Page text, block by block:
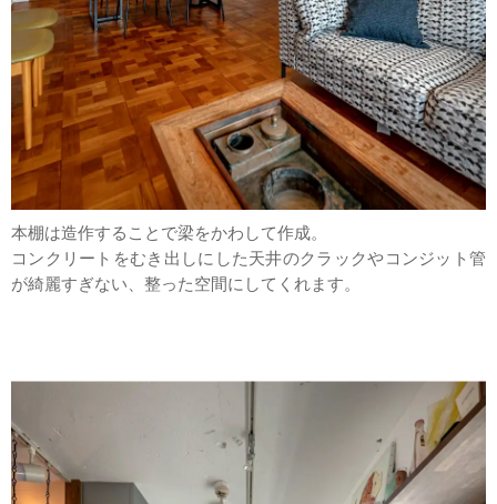
本棚は造作することで梁をかわして作成。
コンクリートをむき出しにした天井のクラックやコンジット管
が綺麗すぎない、整った空間にしてくれます。